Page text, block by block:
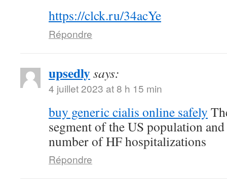
https://clck.ru/34acYe
Répondre
upsedlysays:
4 juillet 2023 at 8 h 15 min
buy generic cialis online safely
segment of the US population
number of HF hospitalizations
Répondre